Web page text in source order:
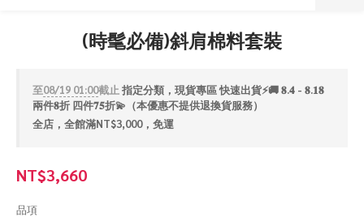
1
0
(時髦必備)斜肩棉料套裝
至08/19 01:00截止 指定分類，現貨專區 快速出貨⚡️🚚 𝟖.𝟒 - 𝟖.𝟏𝟖
兩件𝟖折 四件𝟕𝟓折💫（本優惠不提供退換貨服務）
全店，全館滿NT$3,000，免運
NT$3,660
品項